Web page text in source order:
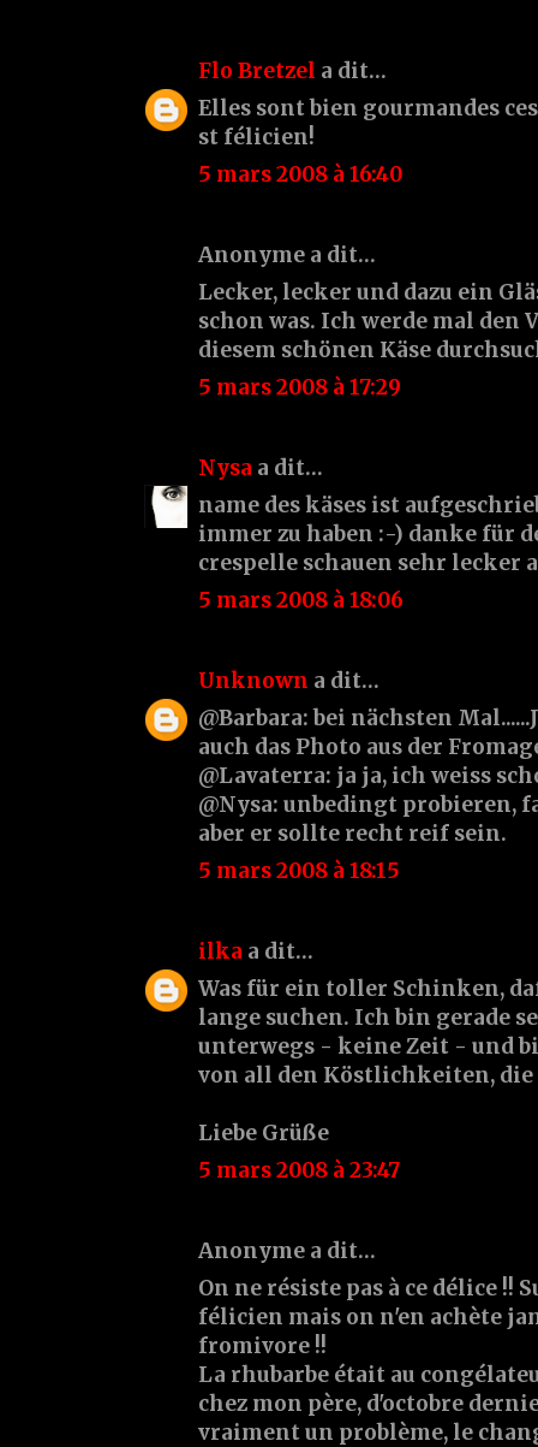
Flo Bretzel a dit…
Elles sont bien gourmandes
st félicien!
5 mars 2008 à 16:40
Anonyme a dit…
Lecker, lecker und dazu ein
schon was. Ich werde mal
diesem schönen Käse
5 mars 2008 à 17:29
Nysa a dit…
name des käses ist
immer zu haben :-) danke für
crespelle schauen sehr lecker
5 mars 2008 à 18:06
Unknown a dit…
@Barbara: bei nächsten
auch das Photo aus der
@Lavaterra: ja ja, ich weiss
@Nysa: unbedingt probieren,
aber er sollte recht reif sein.
5 mars 2008 à 18:15
ilka a dit…
Was für ein toller Schinken,
lange suchen. Ich bin gerade
unterwegs - keine Zeit - und
von all den Köstlichkeiten,
Liebe Grüße
5 mars 2008 à 23:47
Anonyme a dit…
On ne résiste pas à ce délice !!
félicien mais on n'en achète
fromivore !!
La rhubarbe était au
chez mon père, d'octobre
vraiment un problème, le